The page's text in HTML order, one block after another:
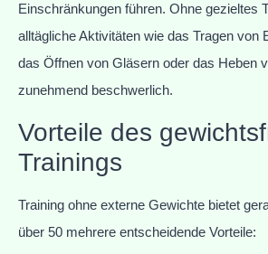
Einschränkungen führen. Ohne gezieltes
alltägliche Aktivitäten wie das Tragen von
das Öffnen von Gläsern oder das Heben
zunehmend beschwerlich.
Vorteile des
Trainings
Training ohne externe Gewichte bietet
über 50 mehrere entscheidende Vorteile: